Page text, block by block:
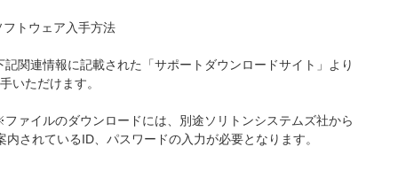
フトウェア入手方法
関連情報に記載された「サポートダウンロードサイト」より
いただけます。
ァイルのダウンロードには、別途ソリトンシステムズ社から
されているID、パスワードの入力が必要となります。